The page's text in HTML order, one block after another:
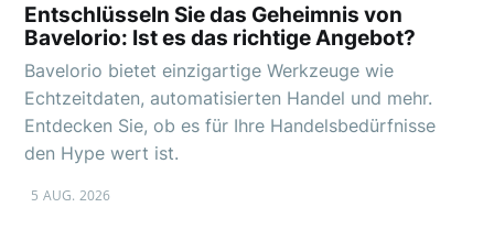
Entschlüsseln Sie das Geheimnis von
Bavelorio: Ist es das richtige Angebot?
Bavelorio bietet einzigartige Werkzeuge wie
Echtzeitdaten, automatisierten Handel und mehr.
Entdecken Sie, ob es für Ihre Handelsbedürfnisse
den Hype wert ist.
5 AUG. 2026